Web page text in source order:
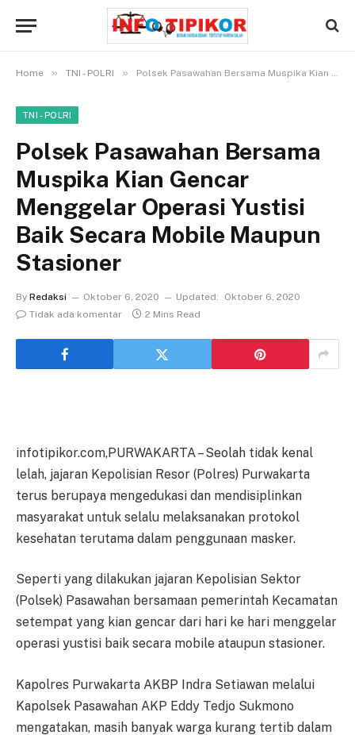
Home » TNI - POLRI » Polsek Pasawahan Bersama Muspika Kian Gencar Menggelar Operasi Yustisi Baik Secara Mobile Maupun Stasioner
TNI - POLRI
Polsek Pasawahan Bersama
Muspika Kian Gencar
Menggelar Operasi Yustisi
Baik Secara Mobile Maupun
Stasioner
By Redaksi Oktober 6, 2020 Updated:
Oktober 6, 2020
Tidak ada komentar
2 Mins Read
infotipikor.com,PURWAKARTA – Seolah tidak kenal
lelah, jajaran Kepolisian Resor (Polres) Purwakarta
terus berupaya mengedukasi dan mendisiplinkan
masyarakat untuk selalu melaksanakan protokol
kesehatan terutama dalam penggunaan masker.
Seperti yang dilakukan jajaran Kepolisian Sektor
(Polsek) Pasawahan bersamaan pemerintah Kecamatan
setempat yang kian gencar dari hari ke hari menggelar
operasi yustisi baik secara mobile ataupun stasioner.
Kapolres Purwakarta AKBP Indra Setiawan melalui
Kapolsek Pasawahan AKP Eddy Tedjo Sukmono
mengatakan, masih banyak warga kurang tertib dalam